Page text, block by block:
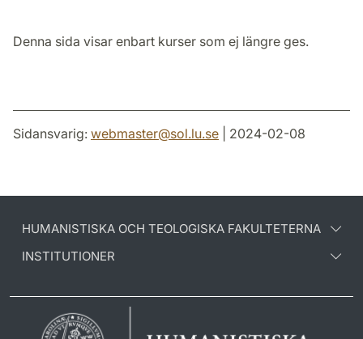
Denna sida visar enbart kurser som ej längre ges.
Sidansvarig: webmaster@sol.lu.se | 2024-02-08
HUMANISTISKA OCH TEOLOGISKA FAKULTETERNA
INSTITUTIONER